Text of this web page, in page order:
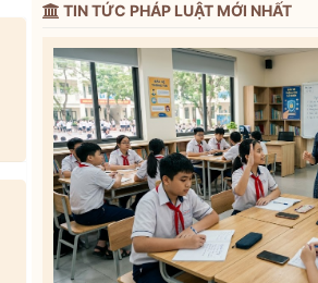
TIN TỨC PHÁP LUẬT MỚI NHẤT